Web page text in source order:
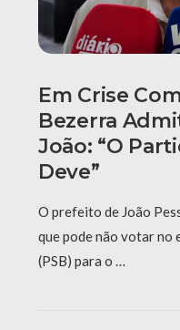
Em Crise
Bezerra
João: “O
Deve”
O prefeito de João
que pode não votar no
(PSB) para o …